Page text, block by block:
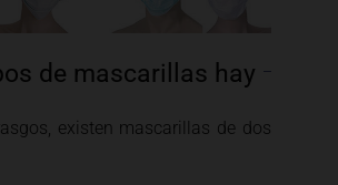
de mascarillas hay
existen mascarillas de dos